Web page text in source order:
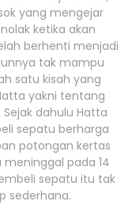
yang mengejar
ketika akan
berhenti menjadi
tak mampu
satu kisah yang
yakni tentang
dahulu Hatta
sepatu berharga
potongan kertas
pada 14
sepatu itu tak
sederhana.